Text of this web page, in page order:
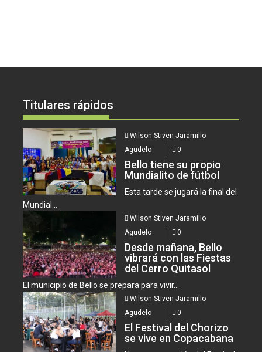
Titulares rápidos
Wilson Stiven Jaramillo
Agudelo
0
Bello tiene su propio
Mundialito de fútbol
Esta tarde se jugará la final del
Mundial...
Wilson Stiven Jaramillo
Agudelo
0
Desde mañana, Bello
vibrará con las Fiestas
del Cerro Quitasol
El municipio de Bello se prepara para vivir...
Wilson Stiven Jaramillo
Agudelo
0
El Festival del Chorizo
se vive en Copacabana